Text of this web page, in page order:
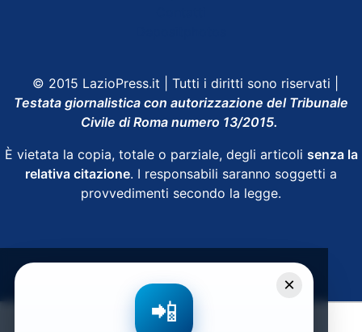
© 2015 LazioPress.it | Tutti i diritti sono riservati |
Testata giornalistica con autorizzazione del Tribunale
Civile di Roma numero 13/2015.
È vietata la copia, totale o parziale, degli articoli senza la
relativa citazione. I responsabili saranno soggetti a
provvedimenti secondo la legge.
×
📲Condividi